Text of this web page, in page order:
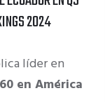
2024
líder en
en América